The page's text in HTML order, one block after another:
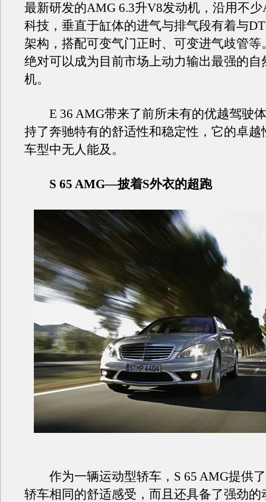
最新研发的AMG 6.3升V8发动机，沿用不
科技，垂直于缸体的进气与排气段有着与
架构，搭配可变气门正时、可变进气歧管等
绝对可以成为目前市场上动力输出最强的自
机。
E 36 AMG带来了前所未有的优越驾驶
持了奔驰特有的舒适性和稳定性，它的卓越
车型中无人能及。
S 65 AMG—披着S外衣的超跑
作为一辆运动型轿车，S 65 AMG提供
轿车相同的舒适感受，而且还具备了强劲的